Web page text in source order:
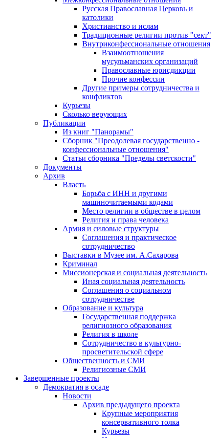
Русская Православная Церковь и
католики
Христианство и ислам
Традиционные религии против "сект"
Внутриконфессиональные отношения
Взаимоотношения
мусульманских организаций
Православные юрисдикции
Прочие конфессии
Другие примеры сотрудничества и
конфликтов
Курьезы
Сколько верующих
Публикации
Из книг "Панорамы"
Сборник "Преодолевая государственно -
конфессиональные отношения"
Статьи сборника "Пределы светскости"
Документы
Архив
Власть
Борьба с ИНН и другими
машиночитаемыми кодами
Место религии в обществе в целом
Религия и права человека
Армия и силовые структуры
Соглашения и практическое
сотрудничество
Выставки в Музее им. А.Сахарова
Криминал
Миссионерская и социальная деятельность
Иная социальная деятельность
Соглашения о социальном
сотрудничестве
Образование и культура
Государственная поддержка
религиозного образования
Религия в школе
Сотрудничество в культурно-
просветительской сфере
Общественность и СМИ
Религиозные СМИ
Завершенные проекты
Демократия в осаде
Новости
Архив предыдущего проекта
Крупные мероприятия
консервативного толка
Курьезы